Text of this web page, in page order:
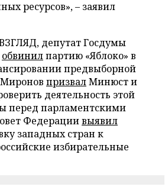
ресурсов», – заявил
депутат Госдумы
обвинилпартию «Яблоко» в
предвыборной
призвалМинюст и
деятельность этой
перед парламентскими
Федерациивыявил
западных стран к
избирательные